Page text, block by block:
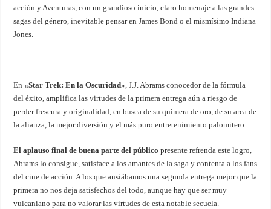
acción y Aventuras, con un grandioso inicio, claro homenaje a las grandes
sagas del género, inevitable pensar en James Bond o el mismísimo Indiana
Jones.
En«Star Trek: En la Oscuridad», J.J. Abrams conocedor de la fórmula
del éxito, amplifica las virtudes de la primera entrega aún a riesgo de
perder frescura y originalidad, en busca de su quimera de oro, de su arca de
la alianza, la mejor diversión y el más puro entretenimiento palomitero.
El aplauso final de buena parte del público presente refrenda este logro,
Abrams lo consigue, satisface a los amantes de la saga y contenta a los fans
del cine de acción. A los que ansiábamos una segunda entrega mejor que la
primera no nos deja satisfechos del todo, aunque hay que ser muy
vulcaniano para no valorar las virtudes de esta notable secuela.